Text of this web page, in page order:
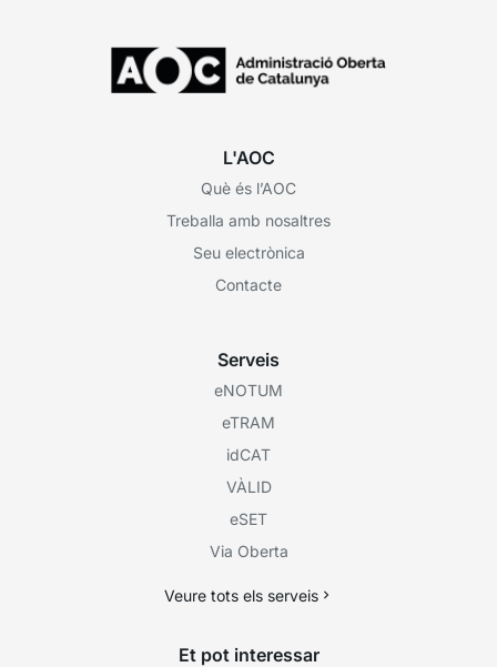
L'AOC
Què és l’AOC
Treballa amb nosaltres
Seu electrònica
Contacte
Serveis
eNOTUM
eTRAM
idCAT
VÀLID
eSET
Via Oberta
Veure tots els serveis
Et pot interessar